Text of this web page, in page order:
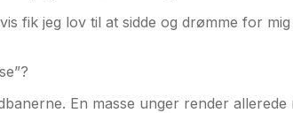
fik jeg lov til at sidde og drømme for
En masse unger render